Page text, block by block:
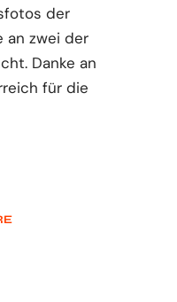
der
an zwei der
Danke an
für die